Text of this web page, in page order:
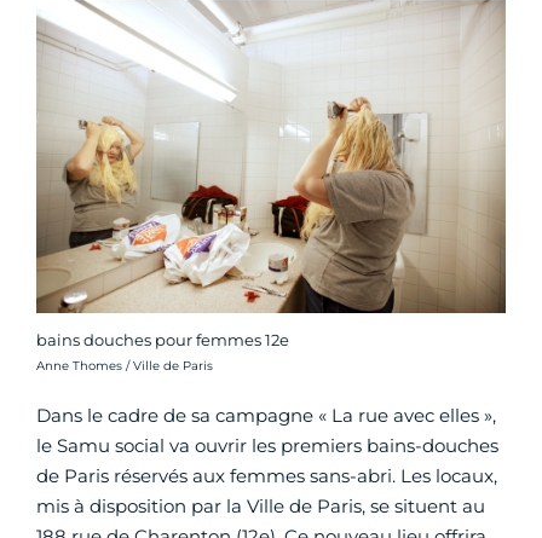
bains douches pour femmes 12e
Crédit photo :
Anne Thomes / Ville de Paris
Dans le cadre de sa campagne « La rue avec elles »,
le Samu social va ouvrir les premiers bains-douches
de Paris réservés aux femmes sans-abri. Les locaux,
mis à disposition par la Ville de Paris, se situent au